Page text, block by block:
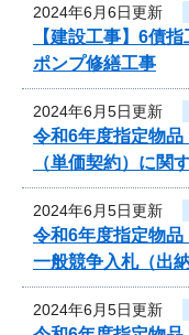
2024年6月6日更新
【建設工事】6債
ポンプ修繕工事
2024年6月5日更新
令和6年度指定物品
（単価契約）に関
2024年6月5日更新
令和6年度指定物
一般競争入札（出
2024年6月5日更新